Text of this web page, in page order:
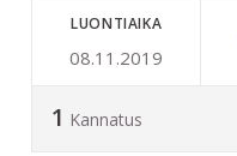
LUONTIAIKA
08.11.2019
1 Kannatus